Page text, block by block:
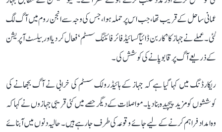
عمانی ساحل کے قریب تھا، جب اس پر حملہ ہوا، جس کی وجہ سے انجن روم میں آگ لگ
گئی۔ عملے نے جہاز کا ’کاربن ڈائیآکسائیڈ فائر فائٹنگ سسٹم‘ فعال کر دیا اور بیلسٹ آپریشن
کے ذریعے آگ پر قابو پانے کی کوشش کی۔
ریکارڈنگ میں کہا گیا ہے کہ جہاز کے ہائیڈرولک سسٹم کی خرابی نے آگ بجھانے کی
کوششوں کو مزید پیچیدہ بنا دیا۔ مواصلات کے دیگر حصے میں کئی قریبی جہازوں نے کہا کہ
وہ امداد فراہم کرنے کے لیے جائے وقوعہ کی طرف جا رہے ہیں۔ حالیہ دنوں میں آبنائے